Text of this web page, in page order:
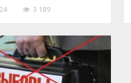
об
3 189